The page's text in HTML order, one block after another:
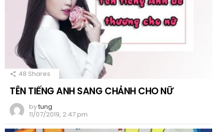
48 Shares
TÊN TIẾNG ANH SANG CHẢNH CHO NỮ
bytung
11/07/2019, 2:47 pm